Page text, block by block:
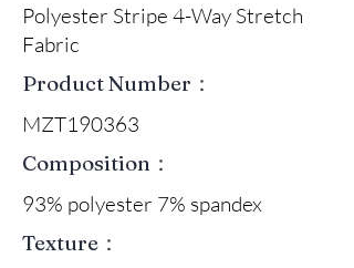
Polyester Stripe 4-Way Stretch
Fabric
Product Number：
MZT190363
Composition：
93% polyester 7% spandex
Texture：